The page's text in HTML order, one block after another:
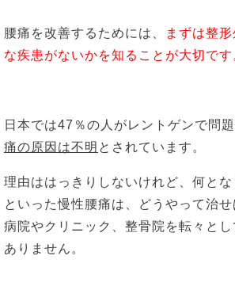
腰痛を改善するためには、
まずは整
な疾患がないかを知ることが大切です
日本では47％の人がレントゲンで問題
痛の原因は不明 とされています。
理由ははっきりしないけれど、何と
といった慢性腰痛は、どうやって治
病院やクリニック、整骨院を転々とし
ありません。